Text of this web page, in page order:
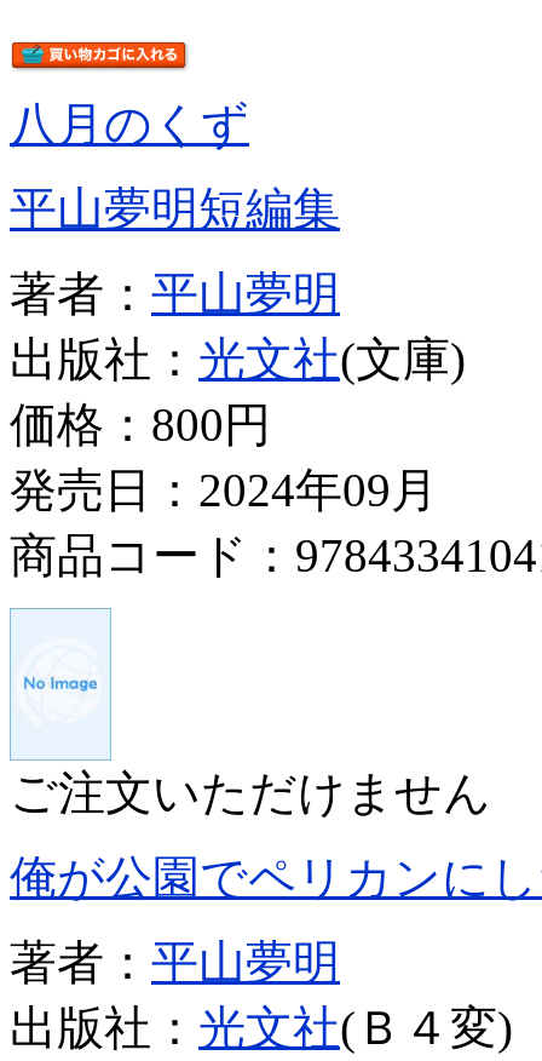
八月のくず
平山夢明短編集
著者： 平山夢明
出版社： 光文社(文庫)
価格： 800円
発売日：2024年09月
商品コード：
ご注文いただけません
俺が公園でペリカンに
著者： 平山夢明
出版社： 光文社(Ｂ４変)